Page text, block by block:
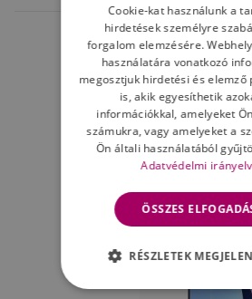
Ne
Cookie-kat használunk a
hirdetések személyre
forgalom elemzésére.
használatára vonatkozó
megosztjuk hirdetési és elemző
is, akik egyesíthetik
információkkal, amelyeket
számukra, vagy amelyeket a
Ön általi használatából
Adatvédelmi
ÖSSZES
RÉSZLETEK